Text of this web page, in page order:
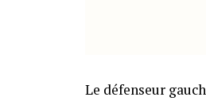
Le défenseur